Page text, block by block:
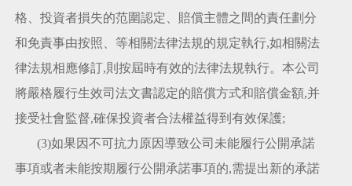
格、投資者損失的范圍認定、賠償主體之間的責任劃分
和免責事由按照、等相關法律法規的規定執行,如相關法
律法規相應修訂,則按屆時有效的法律法規執行。本公司
將嚴格履行生效司法文書認定的賠償方式和賠償金額,并
接受社會監督,確保投資者合法權益得到有效保護;
(3)如果因不可抗力原因導致公司未能履行公開承諾
事項或者未能按期履行公開承諾事項的,需提出新的承諾